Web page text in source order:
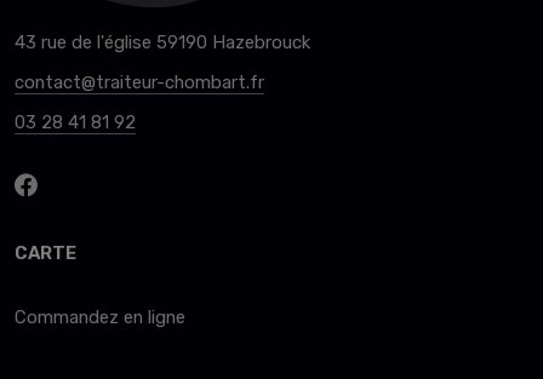
43 rue de l'église 59190 Hazebrouck
contact@traiteur-chombart.fr
03 28 41 81 92
CARTE
Commandez en ligne